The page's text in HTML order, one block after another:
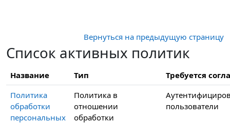
Вернуться на предыдущую страницу
Список активных политик
Название Тип
Требуется
Политика
обработки
персональных
Политика в
отношении
обработки
пользователи